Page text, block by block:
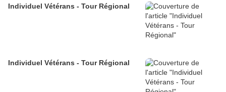
Individuel Vétérans - Tour Régional
Individuel Vétérans - Tour Régional